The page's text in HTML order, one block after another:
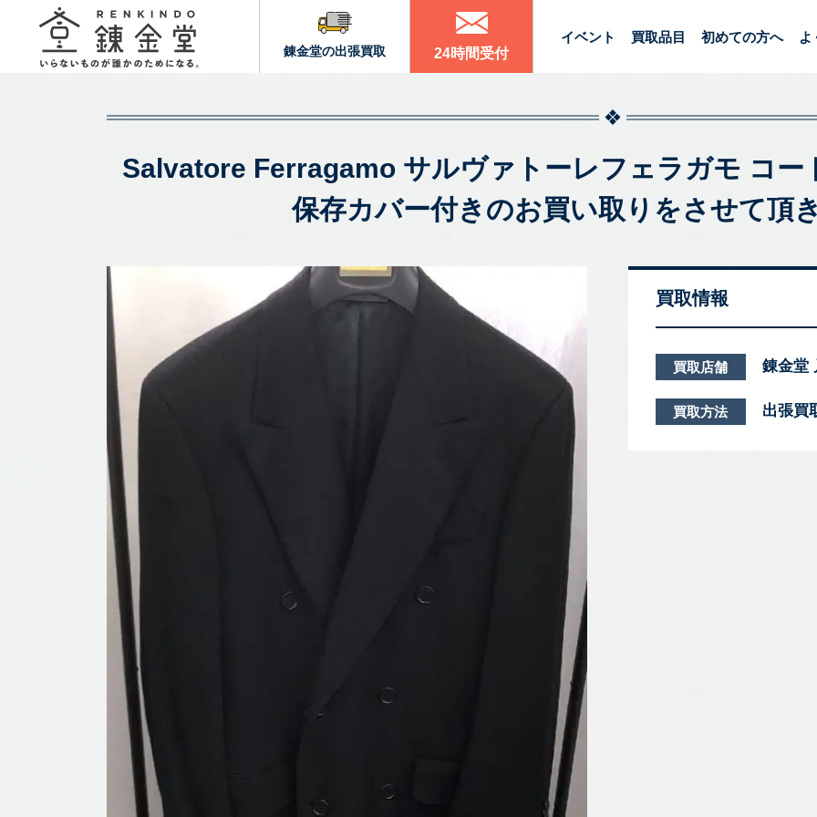
錬金堂の出張買取 24時間受付
イベント 買取品目 初めての方へ よ
Salvatore Ferragamo サルヴァトーレフェラガモ コー
保存カバー付きのお買い取りをさせて頂
買取情報
買取店舗 錬金堂
買取方法 出張買